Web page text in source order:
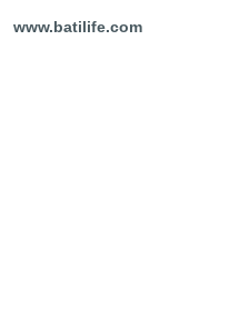
www.batilife.com